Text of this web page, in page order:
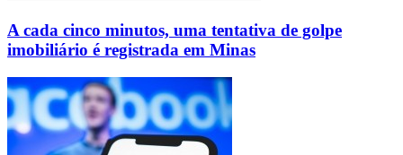
A cada cinco minutos, uma tentativa de golpe
imobiliário é registrada em Minas